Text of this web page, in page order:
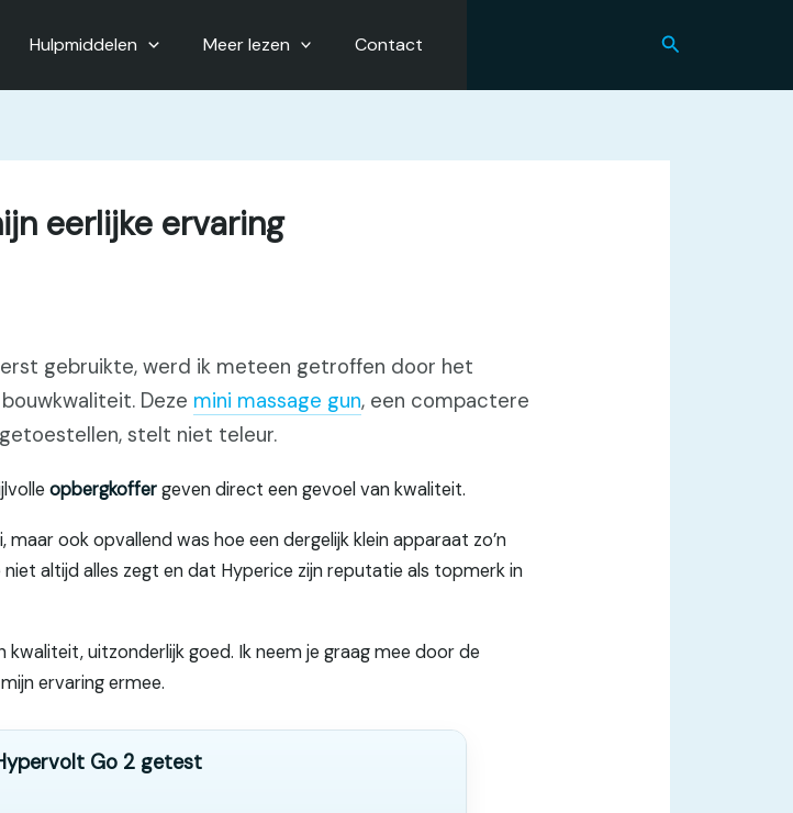
Hulpmiddelen Meer lezen Contact Zoeken
eerlijke ervaring
gebruikte, werd ik meteen getroffen door het
Deze mini massage gun, een compactere
stelt niet teleur.
opbergkoffergeven direct een gevoel van kwaliteit.
maar ook opvallend was hoe een dergelijk klein apparaat zo’n
altijd alles zegt en dat Hyperice zijn reputatie als topmerk in
uitzonderlijk goed. Ik neem je graag mee door de
ervaring ermee.
Go 2 getest